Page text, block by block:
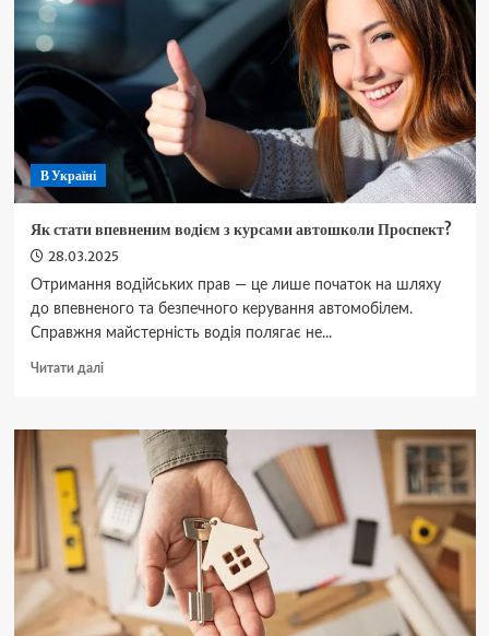
безпечний
процес
В Україні
Як стати впевненим водієм з курсами автошколи Проспект?
28.03.2025
​Отримання водійських прав — це лише початок на шляху
до впевненого та безпечного керування автомобілем.
Справжня майстерність водія полягає не...
Читати даліДокладніше
стати
впевненим
водієм
з
курсами
автошколи
Проспект?